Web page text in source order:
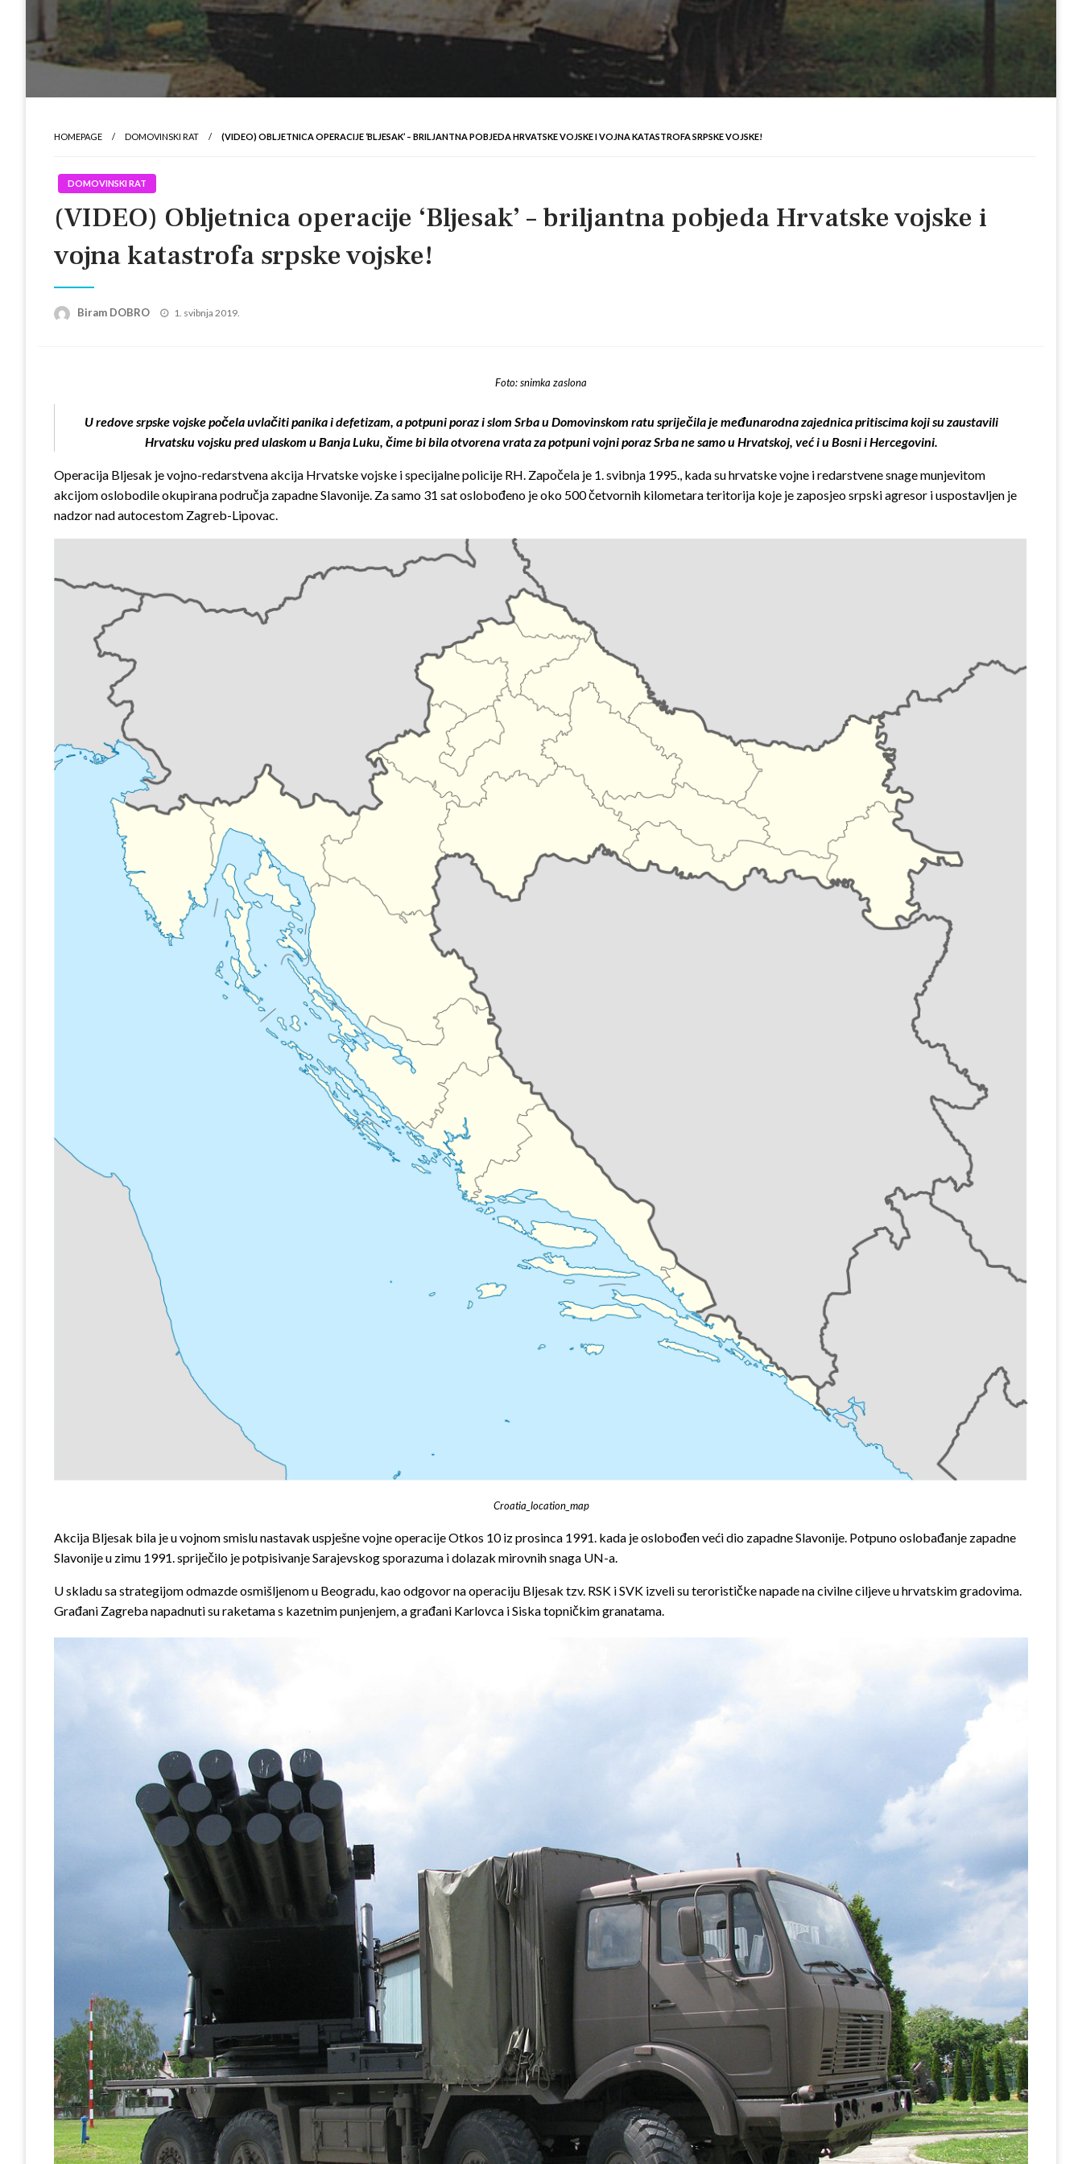
HOMEPAGE DOMOVINSKI RAT (VIDEO) OBLJETNICA OPERACIJE ‘BLJESAK’ – BRILJANTNA POBJEDA HRVATSKE VOJSKE I VOJNA KATASTROFA SRPSKE VOJSKE!
DOMOVINSKI RAT
(VIDEO) Obljetnica operacije ‘Bljesak’ – briljantna pobjeda Hrvatske vojske i
vojna katastrofa srpske vojske!
Biram DOBRO
Posted
1. svibnja 2019.
Foto: snimka zaslona
U redove srpske vojske počela uvlačiti panika i defetizam, a potpuni poraz i slom Srba u Domovinskom ratu spriječila je međunarodna zajednica pritiscima koji su zaustavili
Hrvatsku vojsku pred ulaskom u Banja Luku, čime bi bila otvorena vrata za potpuni vojni poraz Srba ne samo u Hrvatskoj, već i u Bosni i Hercegovini.
Operacija Bljesak je vojno-redarstvena akcija Hrvatske vojske i specijalne policije RH. Započela je 1. svibnja 1995., kada su hrvatske vojne i redarstvene snage munjevitom
akcijom oslobodile okupirana područja zapadne Slavonije. Za samo 31 sat oslobođeno je oko 500 četvornih kilometara teritorija koje je zaposjeo srpski agresor i uspostavljen je
nadzor nad autocestom Zagreb-Lipovac.
Croatia_location_map
Akcija Bljesak bila je u vojnom smislu nastavak uspješne vojne operacije Otkos 10 iz prosinca 1991. kada je oslobođen veći dio zapadne Slavonije. Potpuno oslobađanje zapadne
Slavonije u zimu 1991. spriječilo je potpisivanje Sarajevskog sporazuma i dolazak mirovnih snaga UN-a.
U skladu sa strategijom odmazde osmišljenom u Beogradu, kao odgovor na operaciju Bljesak tzv. RSK i SVK izveli su terorističke napade na civilne ciljeve u hrvatskim gradovima.
Građani Zagreba napadnuti su raketama s kazetnim punjenjem, a građani Karlovca i Siska topničkim granatama.